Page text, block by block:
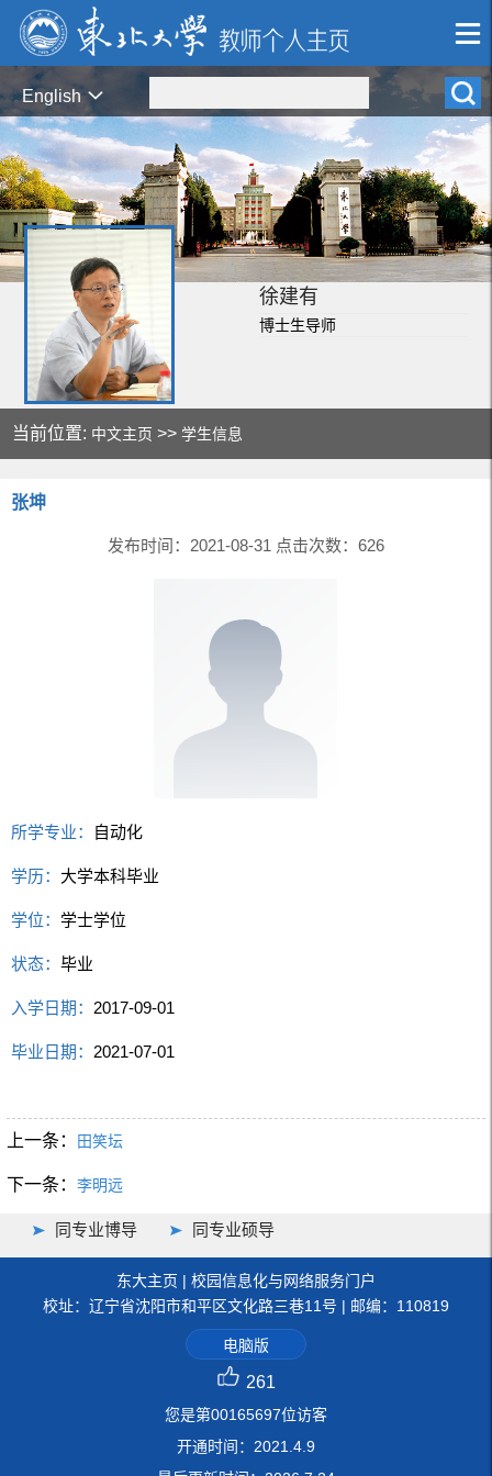
English
徐建有
博士生导师
当前位置: 中文主页 >>学生信息
张坤
发布时间：2021-08-31 点击次数： 626
所学专业： 自动化
学历： 大学本科毕业
学位：学士学位
状态：毕业
入学日期： 2017-09-01
毕业日期： 2021-07-01
上一条： 田笑坛
下一条： 李明远
同专业博导 同专业硕导
东大主页 | 校园信息化与网络服务门户
校址：辽宁省沈阳市和平区文化路三巷11号 | 邮编：110819
电脑版
261
您是第00165697位访客
开通时间： 2021 4 9